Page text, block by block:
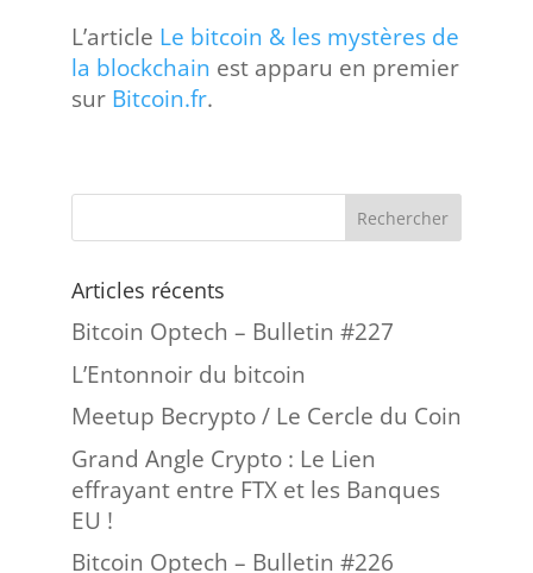
L’article Le bitcoin & les mystères de
la blockchain est apparu en premier
sur Bitcoin.fr.
Articles récents
Bitcoin Optech – Bulletin #227
L’Entonnoir du bitcoin
Meetup Becrypto / Le Cercle du Coin
Grand Angle Crypto : Le Lien
effrayant entre FTX et les Banques
EU !
Bitcoin Optech – Bulletin #226